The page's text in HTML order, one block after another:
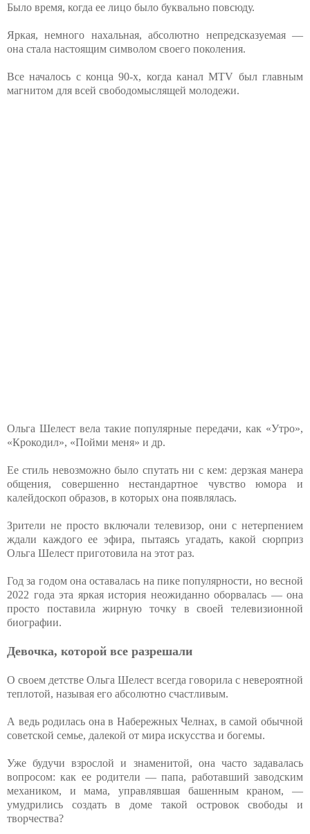
Было время, когда ее лицо было буквально повсюду.
Яркая, немного нахальная, абсолютно непредсказуемая —
она стала настоящим символом своего поколения.
Все началось с конца 90-х, когда канал MTV был главным
магнитом для всей свободомыслящей молодежи.
Ольга Шелест вела такие популярные передачи, как «Утро»,
«Крокодил», «Пойми меня» и др.
Ее стиль невозможно было спутать ни с кем: дерзкая манера
общения, совершенно нестандартное чувство юмора и
калейдоскоп образов, в которых она появлялась.
Зрители не просто включали телевизор, они с нетерпением
ждали каждого ее эфира, пытаясь угадать, какой сюрприз
Ольга Шелест приготовила на этот раз.
Год за годом она оставалась на пике популярности, но весной
2022 года эта яркая история неожиданно оборвалась — она
просто поставила жирную точку в своей телевизионной
биографии.
Девочка, которой все разрешали
О своем детстве Ольга Шелест всегда говорила с невероятной
теплотой, называя его абсолютно счастливым.
А ведь родилась она в Набережных Челнах, в самой обычной
советской семье, далекой от мира искусства и богемы.
Уже будучи взрослой и знаменитой, она часто задавалась
вопросом: как ее родители — папа, работавший заводским
механиком, и мама, управлявшая башенным краном, —
умудрились создать в доме такой островок свободы и
творчества?